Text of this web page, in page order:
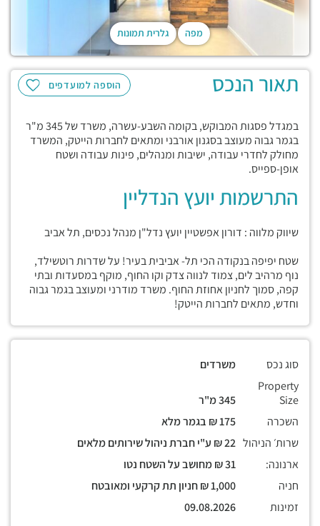
מפה גלרית תמונות
הוספה למועדפים תאור הנכס
במגדל פסגות המבוקש, בקומה השבע-עשרה, משרד של 345 מ"ר
בגמר גבוה מעוצב בסגנון אורבני ומתאים לחברות הייטק, המשרד
מחולק לחדרי עבודה, ישיבות ומנהלים, פינות עבודה ושטח
אופן-ספייס.
התרשמות יועץ הנדליין
שיווק מלווה : דורון אפשטיין יועץ נדל"ן מנהל נכסים, תל אביב
שטח יפיפה בנקודה הכי תל- אביבית בעיר! על שדרות רוטשילד,
נוף מרהיב לים, צמוד לנווה צדק וקו החוף, מוקף במסעדות ובתי
קפה, סמוך לחניון אחוזת החוף. משרד מודרני ומעוצב בגמר גבוה
וחדש, מתאים לחברות הייטק!
סוג נכס
משרדים
Property
Size
השכרה
שרות׳ הניהול
ארנונה:
חניה
זמינות